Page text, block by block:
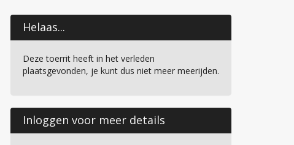
Helaas...
Deze toerrit heeft in het verleden
plaatsgevonden, je kunt dus niet meer meerijden.
Inloggen voor meer details